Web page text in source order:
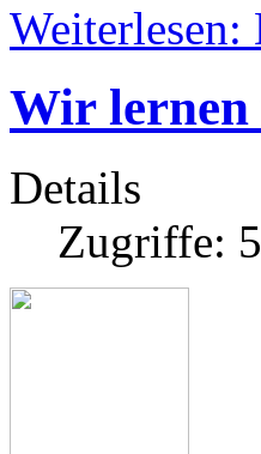
Wir lernen
Details
Zugriffe: